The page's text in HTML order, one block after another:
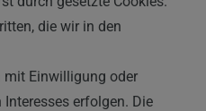
die wir in den
mit Einwilligung oder
erfolgen. Die